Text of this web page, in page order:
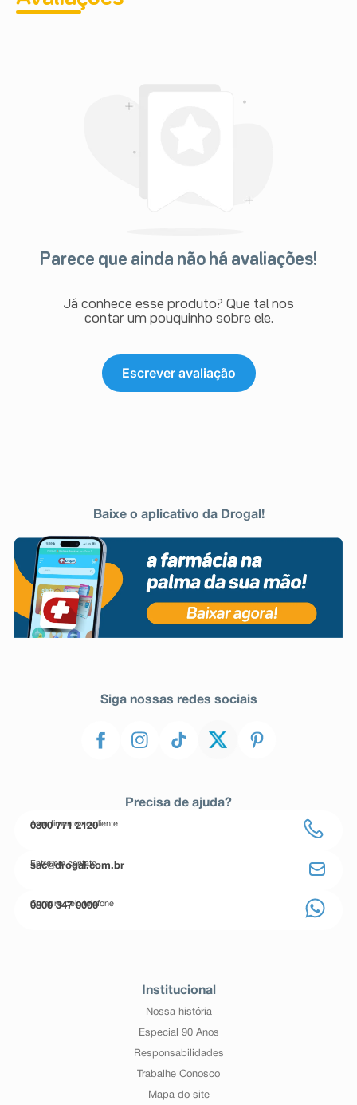
Parece que ainda não há avaliações!
Já conhece esse produto? Que tal nos
contar um pouquinho sobre ele.
Escrever avaliação
Baixe o aplicativo da Drogal!
Siga nossas redes sociais
Precisa de ajuda?
Atendimento ao cliente
0800 771 2120
Entre em contato
sac@drogal.com.br
Compre pelo telefone
0800 347 0000
Institucional
Nossa história
Especial 90 Anos
Responsabilidades
Trabalhe Conosco
Mapa do site